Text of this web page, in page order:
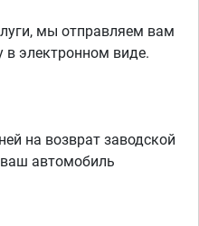
мы отправляем вам
в электронном виде.
на возврат заводской
автомобиль